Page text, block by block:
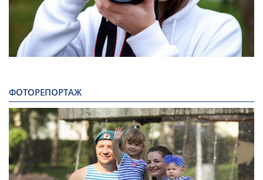
ФОТОРЕПОРТАЖ